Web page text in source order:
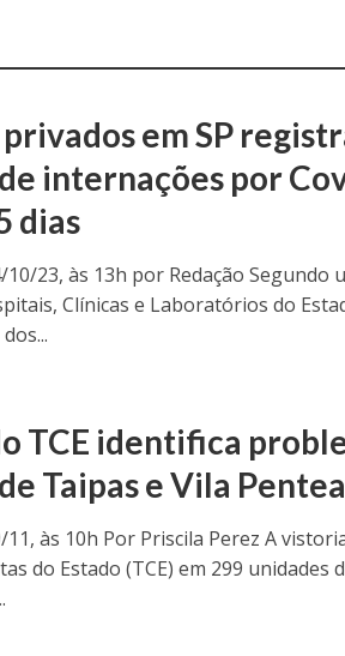
em SP
internações por
dias
10/23, às 13h por Redação Segundo
Clínicas e Laboratórios do
TCE identifica
Taipas e Vila
11, às 10h Por Priscila Perez A
do Estado (TCE) em 299 unidades